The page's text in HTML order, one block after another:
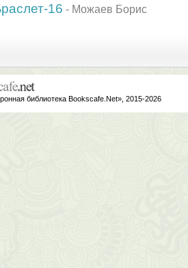
16 - Можаев Борис
библиотека Bookscafe.Net», 2015-2026